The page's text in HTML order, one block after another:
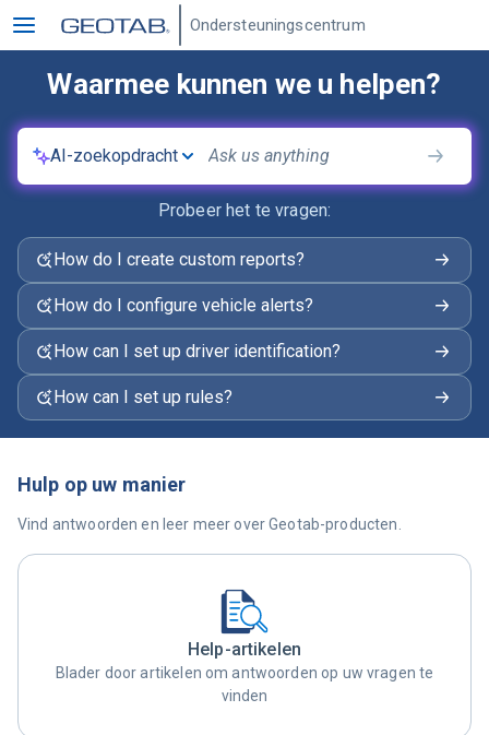
Ondersteuningscentrum
Waarmee kunnen we u helpen?
AI-zoekopdracht
Probeer het te vragen:
How do I create custom reports?
How do I configure vehicle alerts?
How can I set up driver identification?
How can I set up rules?
Hulp op uw manier
Vind antwoorden en leer meer over Geotab-producten.
Help-artikelen
Blader door artikelen om antwoorden op uw vragen te
vinden